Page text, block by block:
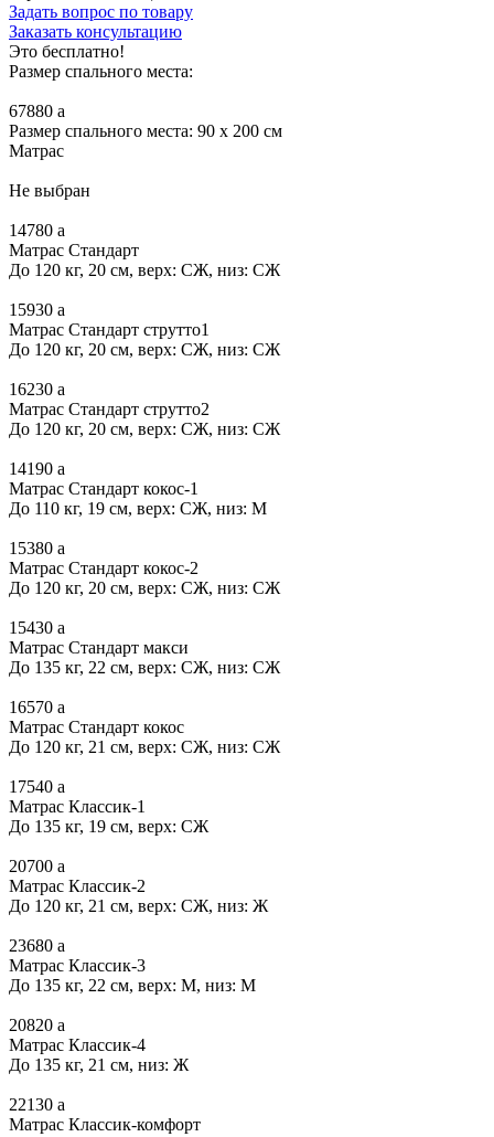
Задать вопрос по товару
Заказать консультацию
Это бесплатно!
Размер спального места:
67880 a
Размер спального места: 90 x 200 см
Матрас
Не выбран
14780 a
Матрас Стандарт
До 120 кг, 20 см, верх: СЖ, низ: СЖ
15930 a
Матрас Стандарт струтто1
До 120 кг, 20 см, верх: СЖ, низ: СЖ
16230 a
Матрас Стандарт струтто2
До 120 кг, 20 см, верх: СЖ, низ: СЖ
14190 a
Матрас Стандарт кокос-1
До 110 кг, 19 см, верх: СЖ, низ: М
15380 a
Матрас Стандарт кокос-2
До 120 кг, 20 см, верх: СЖ, низ: СЖ
15430 a
Матрас Стандарт макси
До 135 кг, 22 см, верх: СЖ, низ: СЖ
16570 a
Матрас Стандарт кокос
До 120 кг, 21 см, верх: СЖ, низ: СЖ
17540 a
Матрас Классик-1
До 135 кг, 19 см, верх: СЖ
20700 a
Матрас Классик-2
До 120 кг, 21 см, верх: СЖ, низ: Ж
23680 a
Матрас Классик-3
До 135 кг, 22 см, верх: М, низ: М
20820 a
Матрас Классик-4
До 135 кг, 21 см, низ: Ж
22130 a
Матрас Классик-комфорт